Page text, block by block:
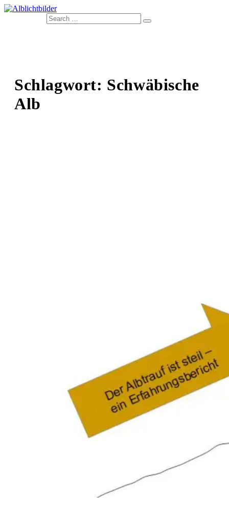
Naturfotos von der Schwäbischen Alb
Schlagwort: Schwäbische
Alb